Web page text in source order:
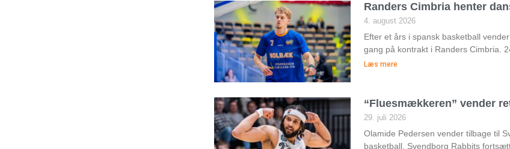
Randers Cimbria henter
4. august 2026
Efter et års i spansk basketball
gang på kontrakt i Randers Cimbria.
Læs mere
“Fluesmækkeren” vender
29. juli 2026
Olamide Pedersen vender tilbage til
basketball. Svendborg Rabbits